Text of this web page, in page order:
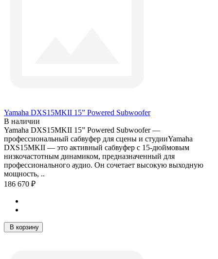
Yamaha DXS15MKII 15” Powered Subwoofer
В наличии
Yamaha DXS15MKII 15” Powered Subwoofer —
профессиональный сабвуфер для сцены и студииYamaha
DXS15MKII — это активный сабвуфер с 15-дюймовым
низкочастотным динамиком, предназначенный для
профессионального аудио. Он сочетает высокую выходную
мощность, ..
186 670 ₽
В корзину